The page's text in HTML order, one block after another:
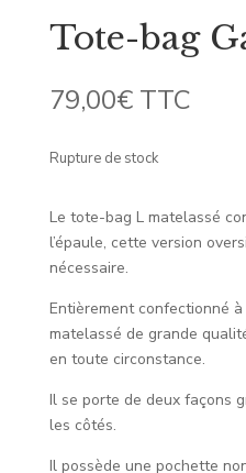
Tote-bag
79,00€ TTC
Rupture de stock
Le tote-bag L matelassé
l’épaule, cette version
nécessaire.
Entièrement confectionné
matelassé de grande
en toute circonstance.
Il se porte de deux façons
les côtés.
Il possède une pochette